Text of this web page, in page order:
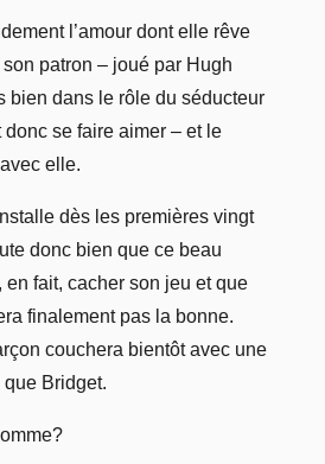
l’amour dont elle rêve
patron – joué par Hugh
bien dans le rôle du séducteur
se faire aimer – et le
elle.
dès les premières vingt
donc bien que ce beau
en fait, cacher son jeu et que
finalement pas la bonne.
couchera bientôt avec une
Bridget.